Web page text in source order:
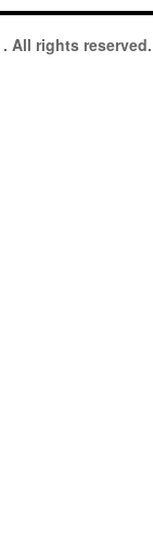
. All rights reserved.